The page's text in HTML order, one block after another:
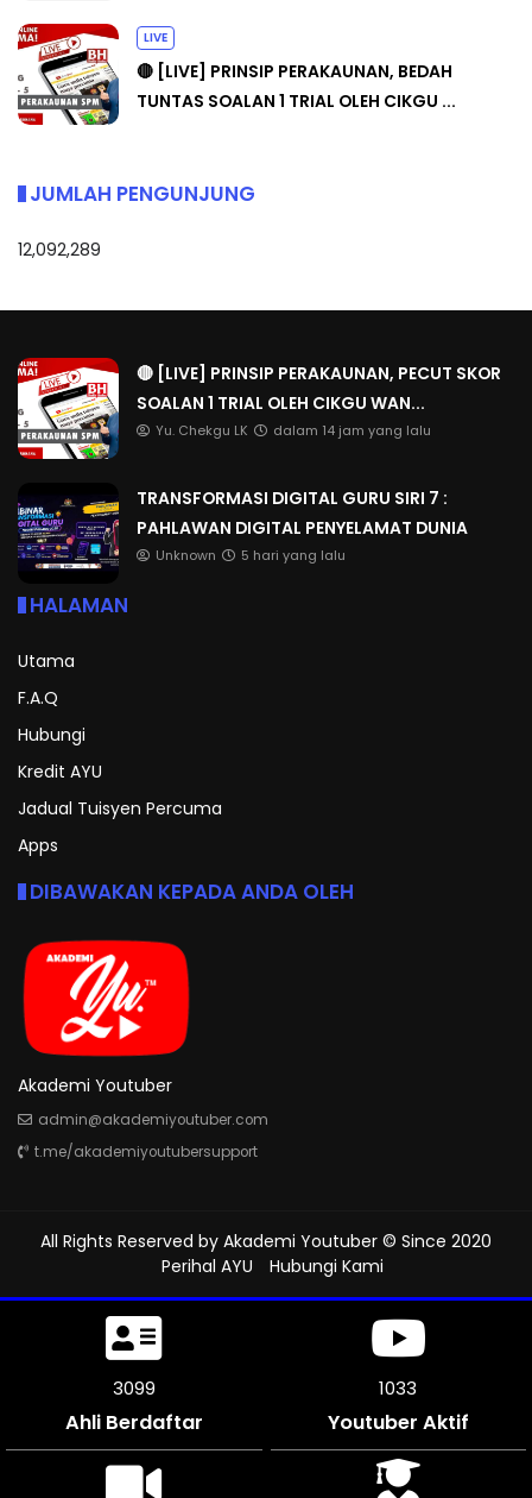
LIVE
🔴 [LIVE] PRINSIP PERAKAUNAN, BEDAH
TUNTAS SOALAN 1 TRIAL OLEH CIKGU ...
JUMLAH PENGUNJUNG
12,092,289
🔴 [LIVE] PRINSIP PERAKAUNAN, PECUT SKOR
SOALAN 1 TRIAL OLEH CIKGU WAN...
Yu. Chekgu LK dalam 14 jam yang lalu
TRANSFORMASI DIGITAL GURU SIRI 7 :
PAHLAWAN DIGITAL PENYELAMAT DUNIA
Unknown 5 hari yang lalu
HALAMAN
Utama
F.A.Q
Hubungi
Kredit AYU
Jadual Tuisyen Percuma
Apps
DIBAWAKAN KEPADA ANDA OLEH
Akademi Youtuber
admin@akademiyoutuber.com
t.me/akademiyoutubersupport
All Rights Reserved by Akademi Youtuber © Since 2020
Perihal AYU
Hubungi Kami
3480
Ahli Berdaftar
1160
Youtuber Aktif